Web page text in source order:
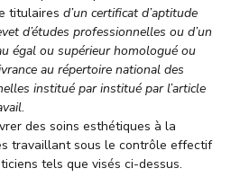
titulaires d’un certificat d’aptitude
d’études professionnelles ou d’un
égal ou supérieur homologué ou
au répertoire national des
institué par institué par l’article
.
des soins esthétiques à la
travaillant sous le contrôle effectif
tels que visés ci-dessus.